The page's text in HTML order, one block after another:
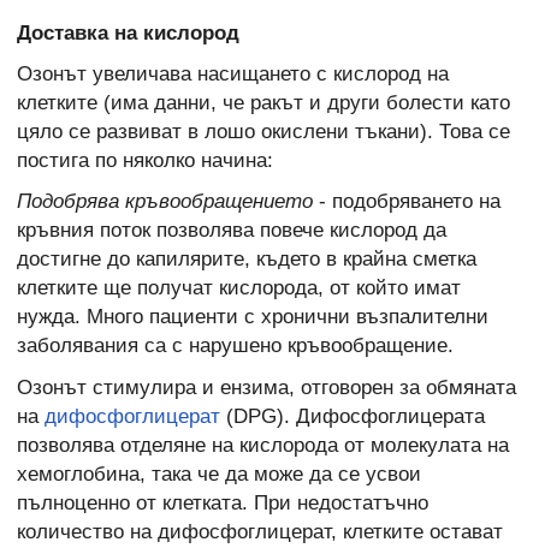
Доставка на кислород
Озонът увеличава насищането с кислород на
клетките (има данни, че ракът и други болести като
цяло се развиват в лошо окислени тъкани). Това се
постига по няколко начина:
Подобрява кръвообращението - подобряването на
кръвния поток позволява повече кислород да
достигне до капилярите, където в крайна сметка
клетките ще получат кислорода, от който имат
нужда. Много пациенти с хронични възпалителни
заболявания са с нарушено кръвообращение.
Озонът стимулира и ензима, отговорен за обмяната
на дифосфоглицерат (DPG). Дифосфоглицерата
позволява отделяне на кислорода от молекулата на
хемоглобина, така че да може да се усвои
пълноценно от клетката. При недостатъчно
количество на дифосфоглицерат, клетките остават